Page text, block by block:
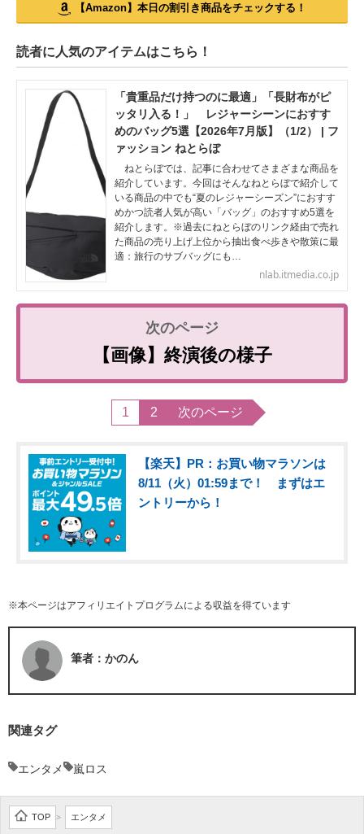
【Amazon】本日の割引き商品をチェックする！
読者に人気のアイテムはこちら！
「貴重品だけ持つのに最適」「長財布がピ
ッタリ入る！」 レジャーシーンにおすす
めのバッグ5選【2026年7月版】（1/2） | フ
ァッション ねとらぼ
ねとらぼでは、記事に合わせてさまざまな商品を
紹介しています。今回はそんなねとらぼで紹介して
いる商品の中でも“夏のレジャーシーズン”におすす
めかつ読者人気が高い「バッグ」のおすすめ5選を
紹介します。※過去にねとらぼのリンク経由で売れ
た商品の売り上げ上位から抽出食べ歩きや散策に最
適：旅行のサブバッグにも…
nlab.itmedia.co.jp
【画像】終演後の様子
1 2 次のページ
【楽天】PR：お買い物マラソンは
8/11（火）01:59まで！ まずはエ
ントリーから！
※本ページはアフィリエイトプログラムによる収益を得ています
筆者：かのん
関連タグ
エンタメ 嵐ロス
TOP > エンタメ